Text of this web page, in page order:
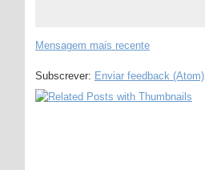
Mensagem mais recente
Subscrever: Enviar feedback (Atom)